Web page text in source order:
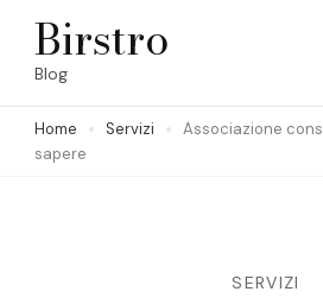
Skip
(Press
Birstro
Blog
Home Servizi
Associazione
sapere
SERVIZI